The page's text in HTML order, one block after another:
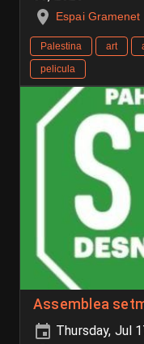
Espai Gramenet
Palestina art
pelicula
Assemblea
Thursday, Jul